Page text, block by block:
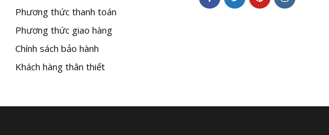
Phương thức thanh toán
Phương thức giao hàng
Chính sách bảo hành
Khách hàng thân thiết